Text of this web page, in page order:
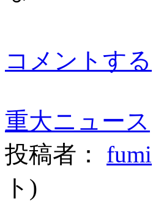
コメントする
重大ニュース
投稿者： fumi
ト )